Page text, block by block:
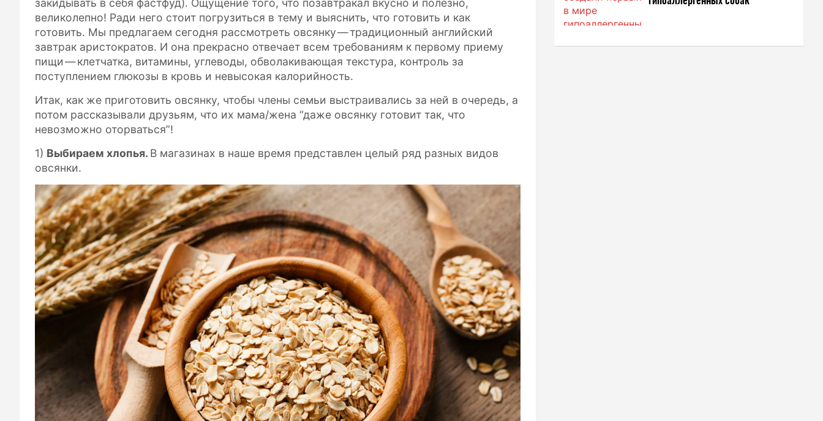
закидывать в себя фастфуд). Ощущение того, что позавтракал вкусно и полезно,
великолепно! Ради него стоит погрузиться в тему и выяснить, что готовить и как
готовить. Мы предлагаем сегодня рассмотреть овсянку — традиционный английский
завтрак аристократов. И она прекрасно отвечает всем требованиям к первому приему
пищи — клетчатка, витамины, углеводы, обволакивающая текстура, контроль за
поступлением глюкозы в кровь и невысокая калорийность.
Итак, как же приготовить овсянку, чтобы члены семьи выстраивались за ней в очередь, а
потом рассказывали друзьям, что их мама/жена “даже овсянку готовит так, что
невозможно оторваться”!
1) Выбираем хлопья. В магазинах в наше время представлен целый ряд разных видов
овсянки.